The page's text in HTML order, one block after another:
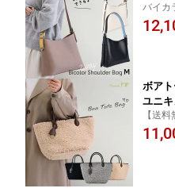
斜め
品 シ
バイカ
2way
も休
ボア
ユニ
形ト
かわ
【送
冬を楽
グで